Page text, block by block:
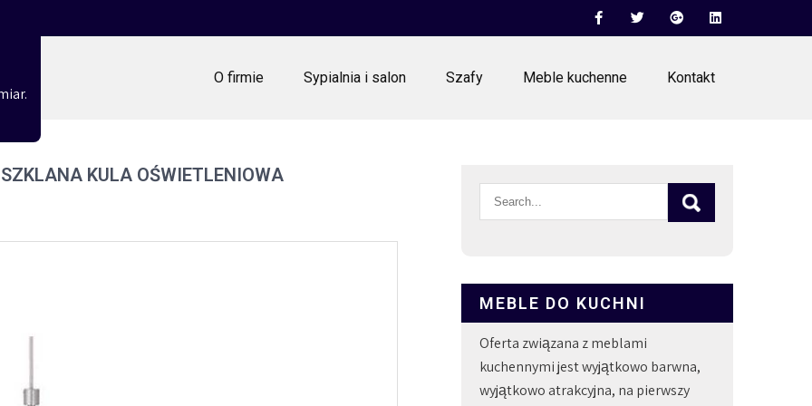
O firmie Sypialnia i salon Szafy Meble kuchenne Kontakt
KULA OŚWIETLENIOWA
MEBLE DO KUCHNI
Oferta związana z meblami
kuchennymi jest wyjątkowo barwna,
wyjątkowo atrakcyjna, na pierwszy